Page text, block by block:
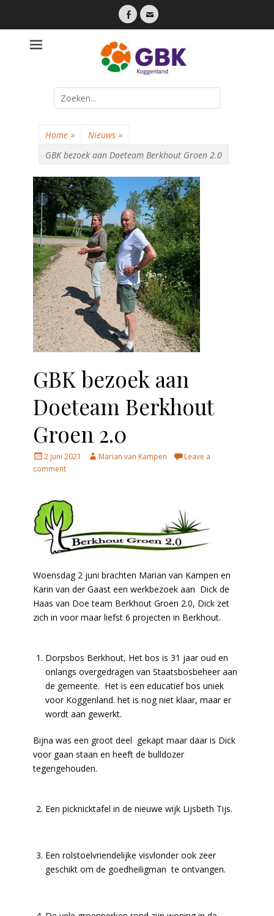
Facebook
Email
Gemeente
Belangen
Koggenland
Een lokale partij die dicht bij haar inwoners staat
Search
for:
Home » Nieuws »
GBK bezoek aan Doeteam Berkhout Groen 2.0
GBK bezoek aan
Doeteam Berkhout
Groen 2.0
Posted
on
2 juni 2021 AuthorMarian van Kampen
Leave a
comment
Woensdag 2 juni brachten Marian van Kampen en
Karin van der Gaast een werkbezoek aan Dick de
Haas van Doe team Berkhout Groen 2.0, Dick zet
zich in voor maar liefst 6 projecten in Berkhout.
Dorpsbos Berkhout, Het bos is 31 jaar oud en
onlangs overgedragen van Staatsbosbeheer aan
de gemeente. Het is een educatief bos uniek
voor Koggenland. het is nog niet klaar, maar er
wordt aan gewerkt.
Bijna was een groot deel gekapt maar daar is Dick
voor gaan staan en heeft de bulldozer
tegengehouden.
Een picknicktafel in de nieuwe wijk Lijsbeth Tijs.
Een rolstoelvriendelijke visvlonder ook zeer
geschikt om de goedheiligman te ontvangen.